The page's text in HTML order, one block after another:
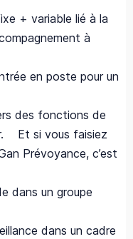
+ variable lié à la
à
en poste pour un
des fonctions de
Et si vous faisiez
Prévoyance, c’est
dans un groupe
dans un cadre